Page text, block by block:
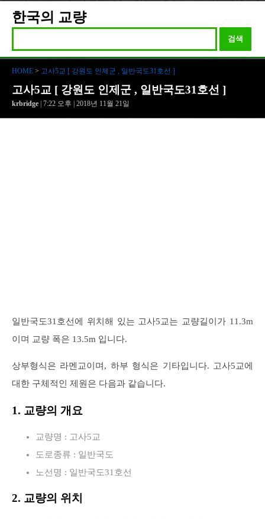
한국의 교량
검색
HOME > 고사5교 [ 강원도 인제군 , 일반국도31호선 ]
고사5교 [ 강원도 인제군 , 일반국도31호선 ]
krbridge | 7:22 오후 | 2018년 11월 21일
일반국도31호선에 위치해 있는 고사5교는 교량길이가 11.3m
이며 교량 폭은 13.5m 입니다.
상부형식은 라멘교이며, 하부 형식은 기타입니다. 고사5교에
대한 구체적인 제원은 다음과 같습니다.
1. 교량의 개요
교량명 : 고사5교
도로종류 : 일반국도
노선명 : 일반국도31호선
2. 교량의 위치